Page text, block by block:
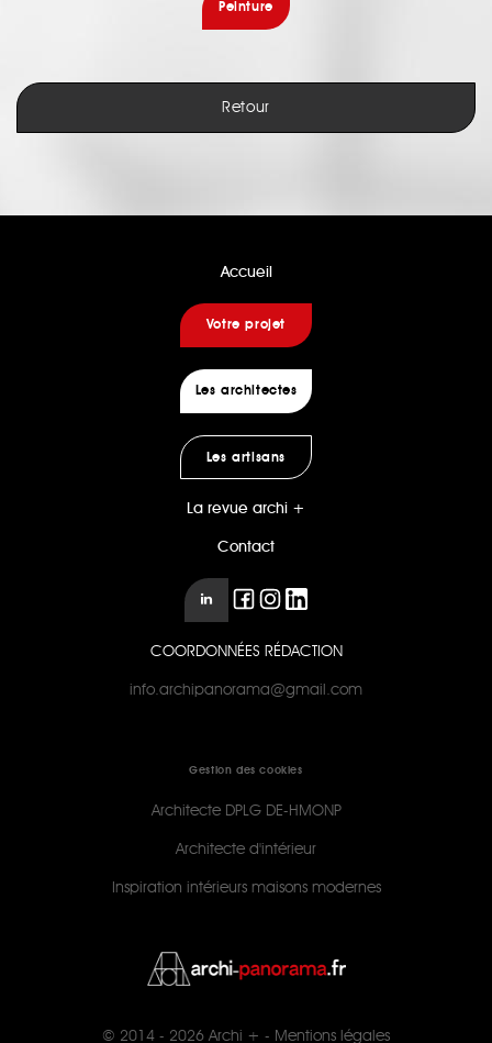
Peinture
Retour
Accueil
Votre projet
Les architectes
Les artisans
La revue archi +
Contact
COORDONNÉES RÉDACTION
info.archipanorama@gmail.com
Gestion des cookies
Architecte DPLG DE-HMONP
Architecte d'intérieur
Inspiration intérieurs maisons modernes
© 2014 - 2026 Archi + - Mentions légales